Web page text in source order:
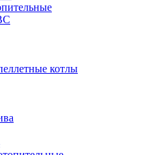
котлы